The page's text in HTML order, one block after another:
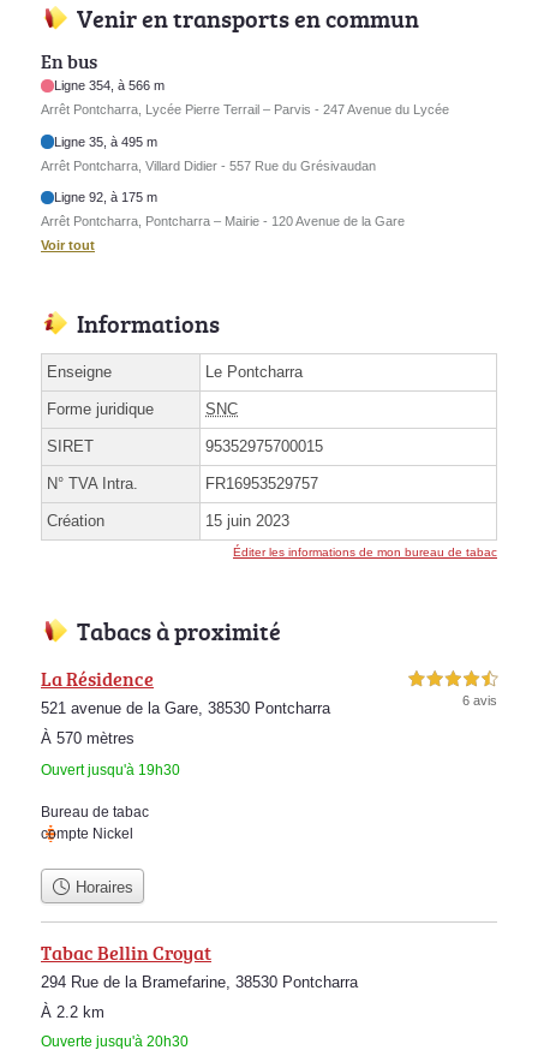
Venir en transports en commun
En bus
Ligne 354, à 566 m
Arrêt Pontcharra, Lycée Pierre Terrail – Parvis - 247 Avenue du Lycée
Ligne 35, à 495 m
Arrêt Pontcharra, Villard Didier - 557 Rue du Grésivaudan
Ligne 92, à 175 m
Arrêt Pontcharra, Pontcharra – Mairie - 120 Avenue de la Gare
Voir tout
Informations
Enseigne Le Pontcharra
Forme juridique SNC
SIRET 95352975700015
N° TVA Intra. FR16953529757
Création 15 juin 2023
Éditer les informations de mon bureau de tabac
Tabacs à proximité
La Résidence
521 avenue de la Gare, 38530 Pontcharra
À 570 mètres
Ouvert jusqu'à 19h30
4,5 étoiles sur 5
6 avis
Bureau de tabac
compte Nickel
Horaires
Tabac Bellin Croyat
294 Rue de la Bramefarine, 38530 Pontcharra
À 2.2 km
Ouverte jusqu'à 20h30